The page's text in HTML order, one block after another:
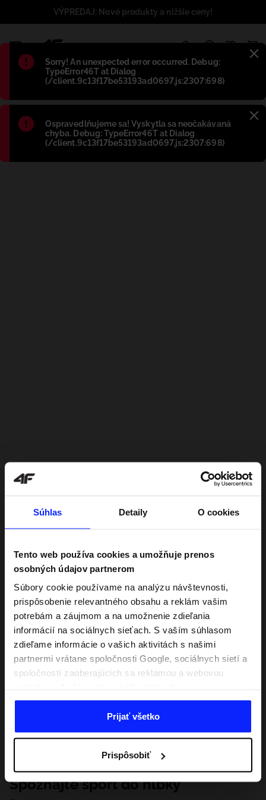
Súhlas Detaily O cookies
Tento web používa cookies a umožňuje prenos
osobných údajov partnerom
Súbory cookie používame na analýzu návštevnosti,
prispôsobenie relevantného obsahu a reklám vašim
potrebám a záujmom a na umožnenie zdieľania
informácií na sociálnych sieťach. S vaším súhlasom
zdieľame informácie o vašich aktivitách s našimi
partnermi vrátane spoločnosti Google, sociálnych sietí a
spoločností zaoberajúcich sa reklamou a webovou
kombinovať s inými, ktoré poskytnete mimo tejto
webovej stránky, ako aj s údajmi, ktoré získajú v
dôsledku vášho používania ich služieb. S vaším
našim partnerom, aby sme zacielili a zlepšili spôsob
zobrazovania online reklamy, vykonali analytický
prieskum, upravili obsah a zlepšili riešenia ponúkané
Prijať všetko
Prispôsobiť
Błąd:
Sorry! An unexpected error occurred. Debug:
TypeError46T at Dialog
(/client.9c13f17be53193ad0697.js:2307:698)
Błąd:
Ospravedlňujeme sa! Vyskytla sa neočakávaná
chyba. Debug: TypeError46T at Dialog
(/client.9c13f17be53193ad0697.js:2307:698)
VÝPREDAJ: Nové produkty a nižšie ceny!
Spoznajte šport do hĺbky